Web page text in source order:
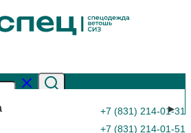
+7 (831) 214-01-31
+7 (831) 214-01-51